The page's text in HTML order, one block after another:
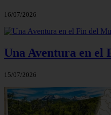
16/07/2026
Una Aventura en el
15/07/2026